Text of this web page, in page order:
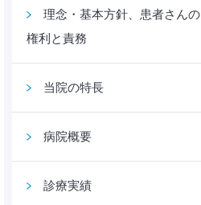
理念・基本方針、患者さんの
権利と責務
当院の特長
病院概要
診療実績